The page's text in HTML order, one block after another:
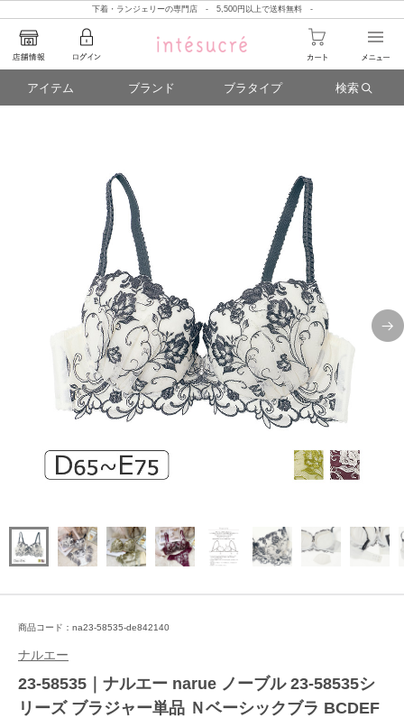
下着・ランジェリーの専門店 - 5,500円以上で送料無料 -
アイテム ブランド ブラタイプ 検索
商品コード：na23-58535-de842140
ナルエー
23-58535｜ナルエー narue ノーブル 23-58535シ
リーズ ブラジャー単品 Ｎベーシックブラ BCDEF